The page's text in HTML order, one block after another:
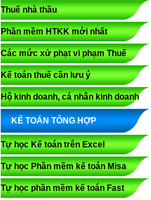
Thuế nhà thầu
Phần mềm HTKK mới nhất
Các mức xử phạt vi phạm Thuế
Kế toán thuế cần lưu ý
Hộ kinh doanh, cá nhân kinh doanh
KẾ TOÁN TỔNG HỢP
Tự học Kế toán trên Excel
Tự học Phần mềm kế toán Misa
Tự học phần mềm kế toán Fast